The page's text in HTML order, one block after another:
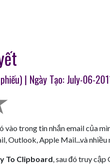
phiếu) | Ngày Tạo: July-06-
vào trong tin nhắn email của
Outlook, Apple Mail...và nhiều
To Clipboard, sau đó truy cập